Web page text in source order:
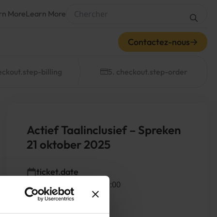
MoreLearn More
Contactez-nous
billing 5. checkout.step-order
Actief Taalin­clusief – Spreken
21 oktober 2025
ticket.date
1 décembre 2026 09:00